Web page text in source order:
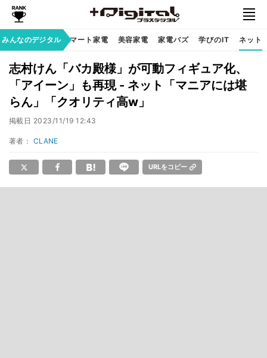
みんなのデジタル
族のデジタル スマート家電 美容家電 家電バズ 学びのIT ネット
志村けん「バカ殿様」が可動フィギュア化、
「アイーン」も再現 - ネット「マニアには堪
らん」「クオリティ高w」
掲載日 2023/11/19 12:43
著者： CLANE
URLをコピー